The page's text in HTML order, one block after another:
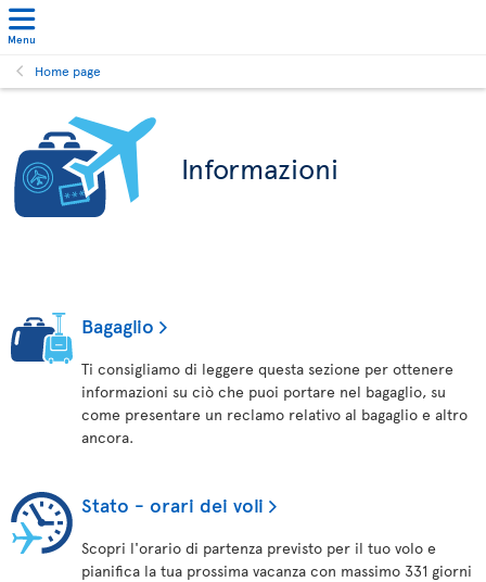
Menu
Home page
Informazioni
Bagaglio
Ti consigliamo di leggere questa sezione per ottenere
informazioni su ciò che puoi portare nel bagaglio, su
come presentare un reclamo relativo al bagaglio e altro
ancora.
Stato - orari dei voli
Scopri l'orario di partenza previsto per il tuo volo e
pianifica la tua prossima vacanza con massimo 331 giorni